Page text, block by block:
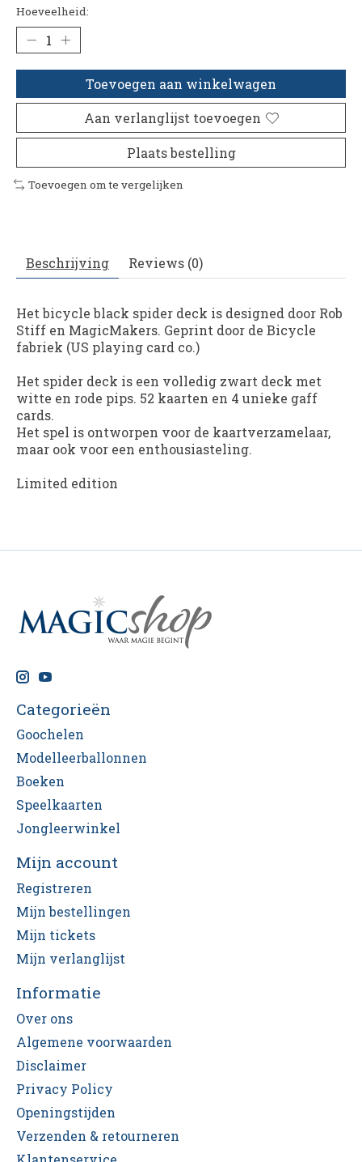
Hoeveelheid:
Toevoegen aan winkelwagen
Aan verlanglijst toevoegen
Plaats bestelling
Toevoegen om te vergelijken
Beschrijving Reviews (0)
Het bicycle black spider deck is designed door Rob
Stiff en MagicMakers. Geprint door de Bicycle
fabriek (US playing card co.)
Het spider deck is een volledig zwart deck met
witte en rode pips. 52 kaarten en 4 unieke gaff
cards.
Het spel is ontworpen voor de kaartverzamelaar,
maar ook voor een enthousiasteling.
Limited edition
Categorieën
Goochelen
Modelleerballonnen
Boeken
Speelkaarten
Jongleerwinkel
Mijn account
Registreren
Mijn bestellingen
Mijn tickets
Mijn verlanglijst
Informatie
Over ons
Algemene voorwaarden
Disclaimer
Privacy Policy
Openingstijden
Verzenden & retourneren